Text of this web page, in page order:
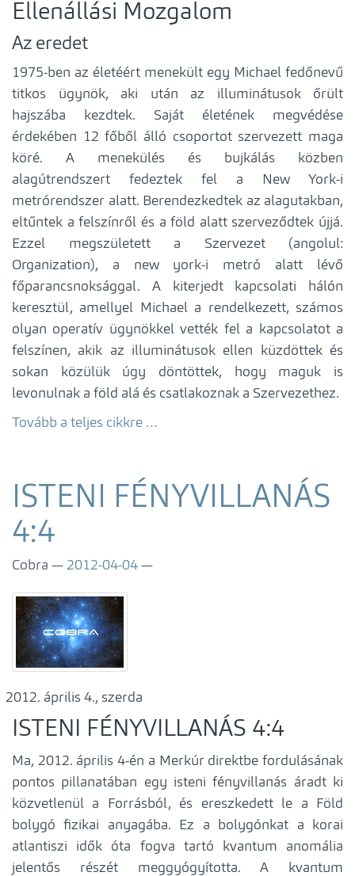
Ellenállási Mozgalom
Az eredet
1975-ben az életéért menekült egy Michael fedőnevű
titkos ügynök, aki után az illuminátusok őrült
hajszába kezdtek. Saját életének megvédése
érdekében 12 főből álló csoportot szervezett maga
köré. A menekülés és bujkálás közben
alagútrendszert fedeztek fel a New York-i
metrórendszer alatt. Berendezkedtek az alagutakban,
eltűntek a felszínről és a föld alatt szerveződtek újjá.
Ezzel megszületett a Szervezet (angolul:
Organization), a new york-i metró alatt lévő
főparancsnoksággal. A kiterjedt kapcsolati hálón
keresztül, amellyel Michael a rendelkezett, számos
olyan operatív ügynökkel vették fel a kapcsolatot a
felszínen, akik az illuminátusok ellen küzdöttek és
sokan közülük úgy döntöttek, hogy maguk is
levonulnak a föld alá és csatlakoznak a Szervezethez.
Tovább a teljes cikkre …
ISTENI FÉNYVILLANÁS
4:4
Cobra 2012-04-04
április 4., szerda
ISTENI FÉNYVILLANÁS 4:4
Ma, 2012. április 4-én a Merkúr direktbe fordulásának
pontos pillanatában egy isteni fényvillanás áradt ki
közvetlenül a Forrásból, és ereszkedett le a Föld
bolygó fizikai anyagába. Ez a bolygónkat a korai
atlantiszi idők óta fogva tartó kvantum anomália
jelentős részét meggyógyította. A kvantum